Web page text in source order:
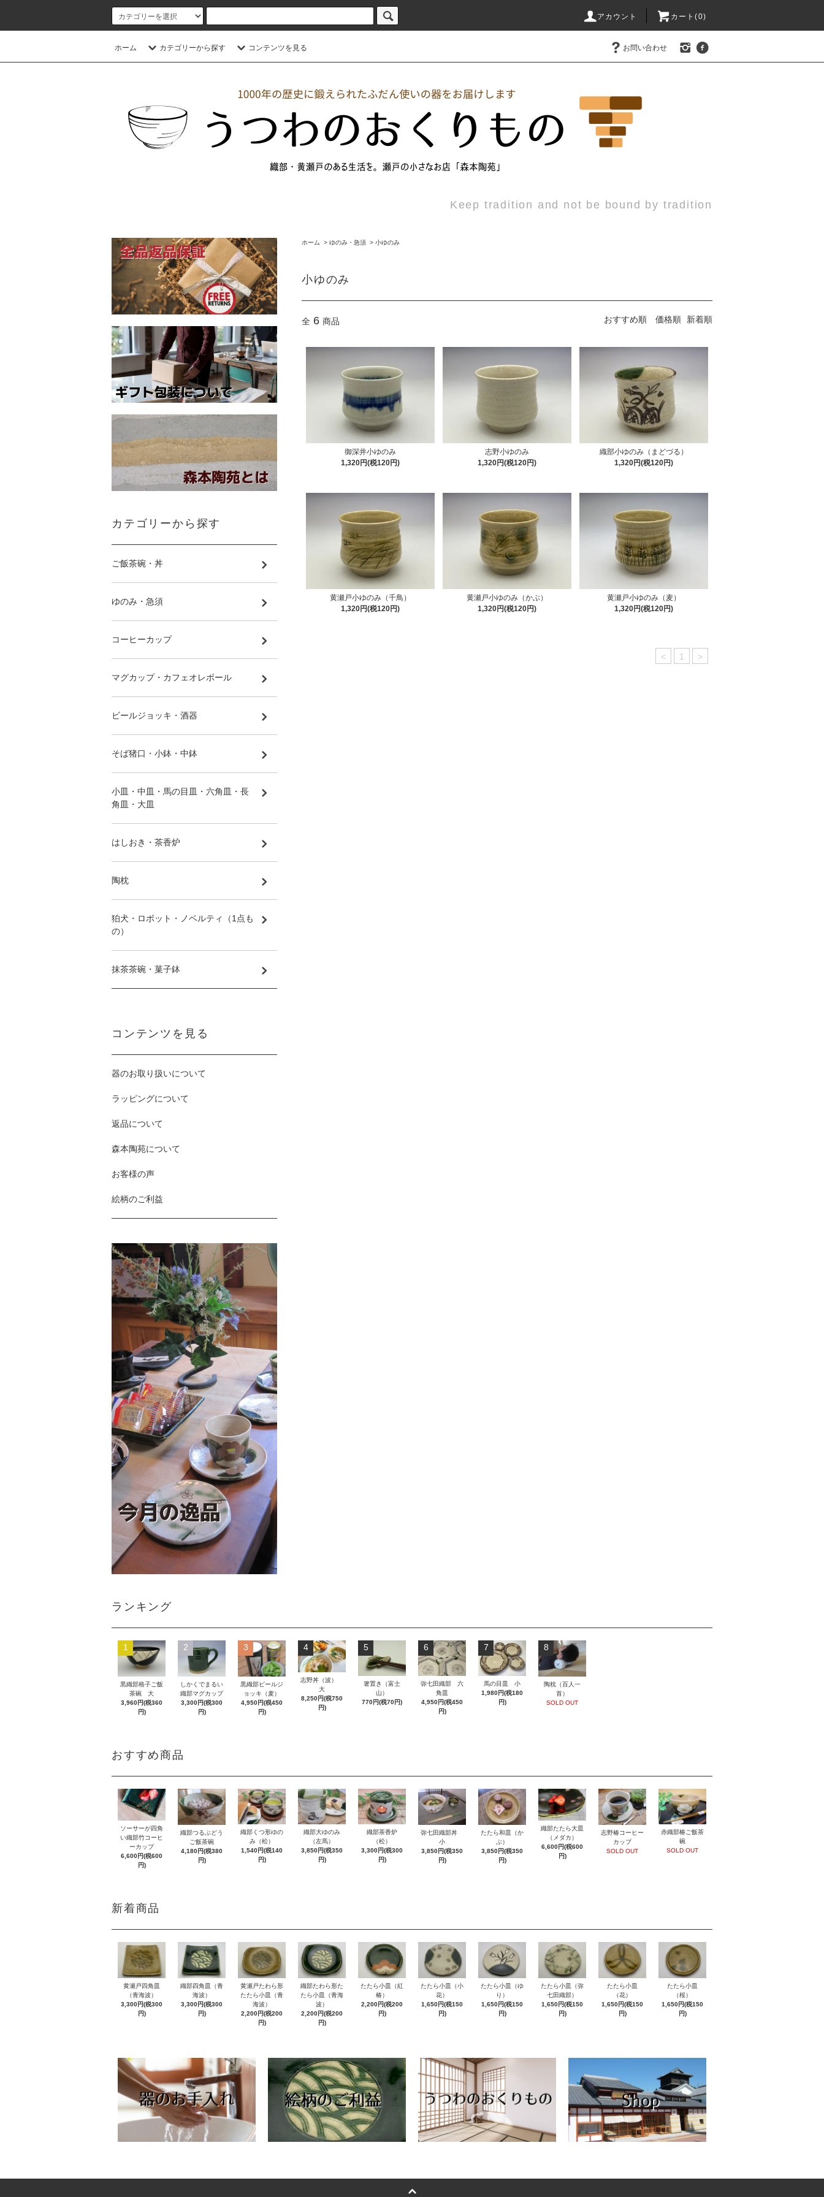
アカウント カート(0)
ホーム カテゴリーから探す コンテンツを見る お問い合わせ
Keep tradition and not be bound by tradition
ホーム > ゆのみ・急須 > 小ゆのみ
小ゆのみ
全 6 商品 おすすめ順 価格順 新着順
御深井小ゆのみ
1,320円(税120円)
志野小ゆのみ
1,320円(税120円)
織部小ゆのみ（まどづる）
1,320円(税120円)
黄瀬戸小ゆのみ（千鳥）
1,320円(税120円)
黄瀬戸小ゆのみ（かぶ）
1,320円(税120円)
黄瀬戸小ゆのみ（麦）
1,320円(税120円)
< 1 >
カテゴリーから探す
ご飯茶碗・丼
ゆのみ・急須
コーヒーカップ
マグカップ・カフェオレボール
ビールジョッキ・酒器
そば猪口・小鉢・中鉢
小皿・中皿・馬の目皿・六角皿・長
角皿・大皿
はしおき・茶香炉
陶枕
狛犬・ロボット・ノベルティ（1点も
の）
抹茶茶碗・菓子鉢
コンテンツを見る
器のお取り扱いについて
ラッピングについて
返品について
森本陶苑について
お客様の声
絵柄のご利益
ランキング
1
黒織部格子ご飯
茶碗 大
3,960円(税360
円)
2
しかくでまるい
織部マグカップ
3,300円(税300
円)
3
黒織部ビールジ
ョッキ（麦）
4,950円(税450
円)
4
志野丼（波）
大
8,250円(税750
円)
5
箸置き（富士
山）
770円(税70円)
6
弥七田織部 六
角皿
4,950円(税450
円)
7
馬の目皿 小
1,980円(税180
円)
8
陶枕（百人一
首）
SOLD OUT
おすすめ商品
ソーサーが四角
い織部竹コーヒ
ーカップ
6,600円(税600
円)
織部つるぶどう
ご飯茶碗
4,180円(税380
円)
織部くつ形ゆの
み（松）
1,540円(税140
円)
織部大ゆのみ
（左馬）
3,850円(税350
円)
織部茶香炉
（松）
3,300円(税300
円)
弥七田織部丼
小
3,850円(税350
円)
たたら和皿（か
ぶ）
3,850円(税350
円)
織部たたら大皿
（メダカ）
6,600円(税600
円)
志野椿コーヒー
カップ
SOLD OUT
赤織部椿ご飯茶
碗
SOLD OUT
新着商品
黄瀬戸四角皿
（青海波）
3,300円(税300
円)
織部四角皿（青
海波）
3,300円(税300
円)
黄瀬戸たわら形
たたら小皿（青
海波）
2,200円(税200
円)
織部たわら形た
たら小皿（青海
波）
2,200円(税200
円)
たたら小皿（紅
椿）
2,200円(税200
円)
たたら小皿（小
花）
1,650円(税150
円)
たたら小皿（ゆ
り）
1,650円(税150
円)
たたら小皿（弥
七田織部）
1,650円(税150
円)
たたら小皿
（花）
1,650円(税150
円)
たたら小皿
（桜）
1,650円(税150
円)